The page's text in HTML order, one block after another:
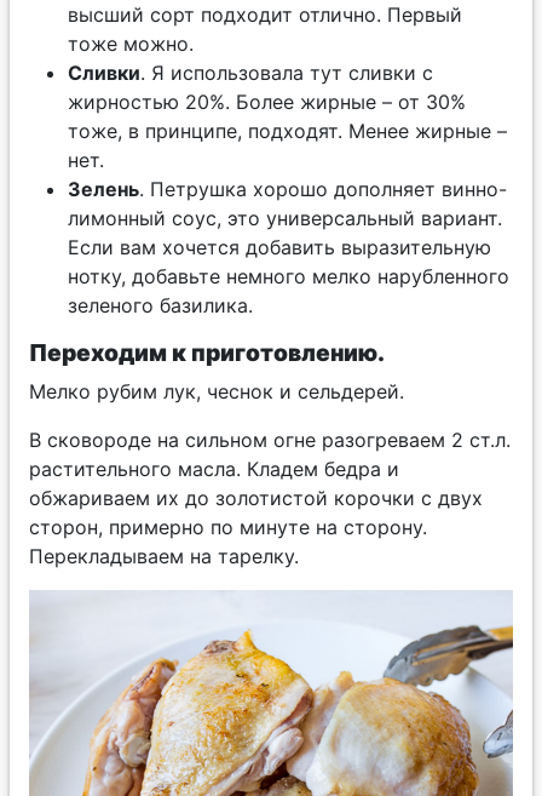
высший сорт подходит отлично. Первый
тоже можно.
Сливки. Я использовала тут сливки с
жирностью 20%. Более жирные – от 30%
тоже, в принципе, подходят. Менее жирные –
нет.
Зелень. Петрушка хорошо дополняет винно-
лимонный соус, это универсальный вариант.
Если вам хочется добавить выразительную
нотку, добавьте немного мелко нарубленного
зеленого базилика.
Переходим к приготовлению.
Мелко рубим лук, чеснок и сельдерей.
В сковороде на сильном огне разогреваем 2 ст.л.
растительного масла. Кладем бедра и
обжариваем их до золотистой корочки с двух
сторон, примерно по минуте на сторону.
Перекладываем на тарелку.